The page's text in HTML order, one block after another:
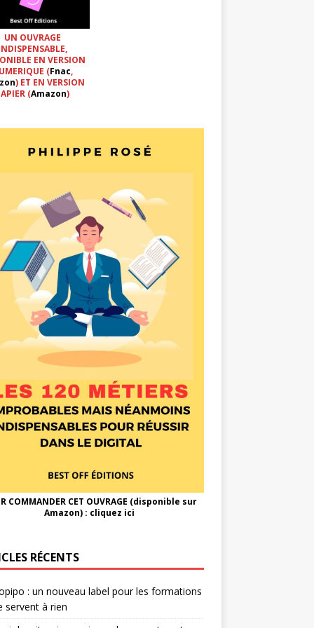
UN OUVRAGE
EN VERSION
(Fnac,
) ET EN VERSION
(Amazon)
COMMANDER CET OUVRAGE (disponible sur
Amazon) : cliquez ici
RÉCENTS
: un nouveau label pour les formations
servent à rien